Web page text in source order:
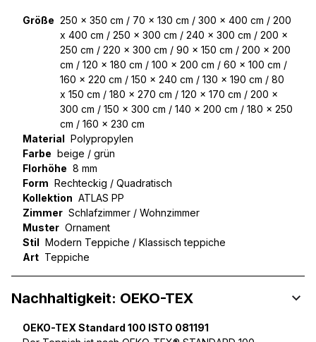
Größe 250 x 350 cm / 70 x 130 cm / 300 x 400 cm / 200
x 400 cm / 250 x 300 cm / 240 x 300 cm / 200 x
250 cm / 220 x 300 cm / 90 x 150 cm / 200 x 200
cm / 120 x 180 cm / 100 x 200 cm / 60 x 100 cm /
160 x 220 cm / 150 x 240 cm / 130 x 190 cm / 80
x 150 cm / 180 x 270 cm / 120 x 170 cm / 200 x
300 cm / 150 x 300 cm / 140 x 200 cm / 180 x 250
cm / 160 x 230 cm
Material Polypropylen
Farbe beige / grün
Florhöhe 8 mm
Form Rechteckig / Quadratisch
Kollektion ATLAS PP
Zimmer Schlafzimmer / Wohnzimmer
Muster Ornament
Stil Modern Teppiche / Klassisch teppiche
Art Teppiche
Nachhaltigkeit: OEKO-TEX
OEKO-TEX Standard 100 ISTO 081191